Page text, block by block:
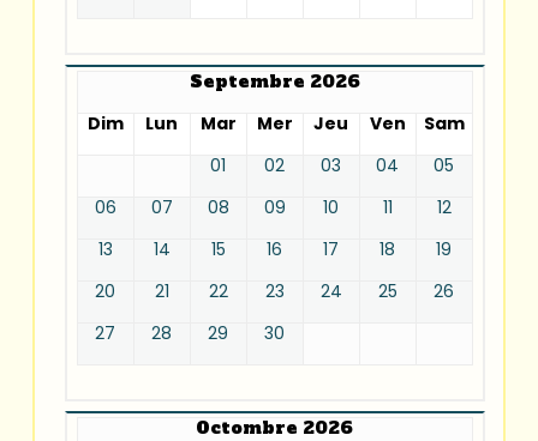
Septembre 2026
Dim
Lun Mar Mer Jeu Ven
Sam
01
02 03 04
05
06
07 08 09 10 11
12
13
14 15 16 17 18
19
20
21 22 23 24 25
26
27
28 29 30
Octombre 2026